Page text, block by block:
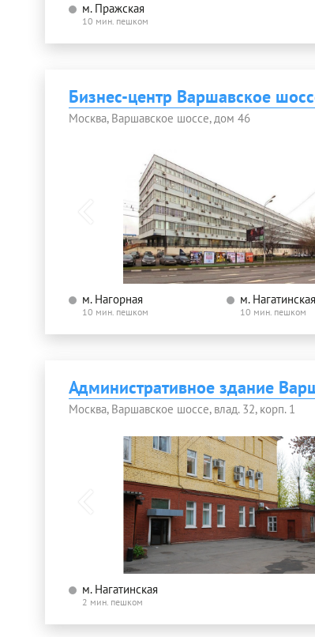
м. Пражская
10 мин. пешком
Бизнес-центр Варшавское
Москва, Варшавское шоссе, дом 46
м. Нагорная
10 мин. пешком
м. Нагатинская
10 мин. пешком
Административное здание
Москва, Варшавское шоссе, влад. 32, корп. 1
м. Нагатинская
2 мин. пешком